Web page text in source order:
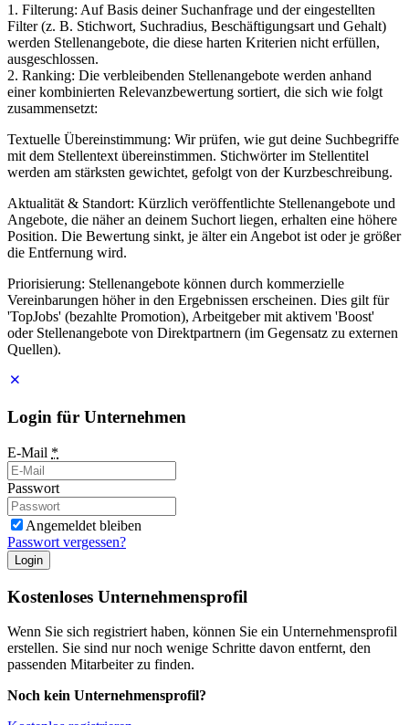
1. Filterung: Auf Basis deiner Suchanfrage und der eingestellten
Filter (z. B. Stichwort, Suchradius, Beschäftigungsart und Gehalt)
werden Stellenangebote, die diese harten Kriterien nicht erfüllen,
ausgeschlossen.
2. Ranking: Die verbleibenden Stellenangebote werden anhand
einer kombinierten Relevanzbewertung sortiert, die sich wie folgt
zusammensetzt:
Textuelle Übereinstimmung: Wir prüfen, wie gut deine Suchbegriffe
mit dem Stellentext übereinstimmen. Stichwörter im Stellentitel
werden am stärksten gewichtet, gefolgt von der Kurzbeschreibung.
Aktualität & Standort: Kürzlich veröffentlichte Stellenangebote und
Angebote, die näher an deinem Suchort liegen, erhalten eine höhere
Position. Die Bewertung sinkt, je älter ein Angebot ist oder je größer
die Entfernung wird.
Priorisierung: Stellenangebote können durch kommerzielle
Vereinbarungen höher in den Ergebnissen erscheinen. Dies gilt für
'TopJobs' (bezahlte Promotion), Arbeitgeber mit aktivem 'Boost'
oder Stellenangebote von Direktpartnern (im Gegensatz zu externen
Quellen).
Login für Unternehmen
E-Mail *
Passwort
Angemeldet bleiben
Passwort vergessen?
Login
Kostenloses Unternehmensprofil
Wenn Sie sich registriert haben, können Sie ein Unternehmensprofil
erstellen. Sie sind nur noch wenige Schritte davon entfernt, den
passenden Mitarbeiter zu finden.
Noch kein Unternehmensprofil?